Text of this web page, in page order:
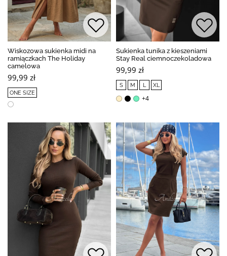
Wiskozowa sukienka midi na
ramiączkach The Holiday
camelowa
99,99 zł
ONE SIZE
Sukienka tunika z kieszeniami
Stay Real ciemnoczekoladowa
99,99 zł
S M L XL
+4